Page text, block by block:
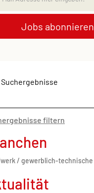
Jobs abonnieren
Suchergebnisse
filtern